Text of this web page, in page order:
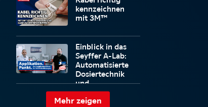
Werkstoffe?
Kein Problem!
kennzeichnen
mit 3M™
Einblick in das
Seyffer A-Lab:
Automatisierte
Dosiertechnik
und
individuelle
Beratung
Mehr zeigen